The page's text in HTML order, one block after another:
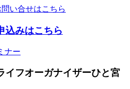
い合せはこちら
込みはこちら
ナー